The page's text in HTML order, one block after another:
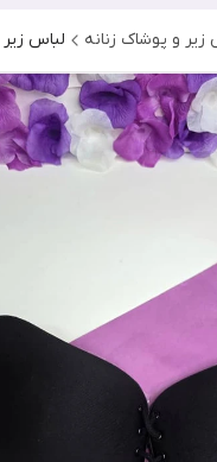
و پوشاک زنانه لباس زیر